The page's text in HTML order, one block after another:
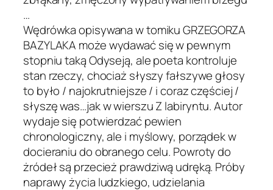
…
Wędrówka opisywana w tomiku GRZEGORZA
BAZYLAKA może wydawać się w pewnym
stopniu taką Odyseją, ale poeta kontroluje
stan rzeczy, chociaż słyszy fałszywe głosy
to było / najokrutniejsze / i coraz częściej /
słyszę was…jak w wierszu Z labiryntu. Autor
wydaje się potwierdzać pewien
chronologiczny, ale i myślowy, porządek w
docieraniu do obranego celu. Powroty do
żródeł są przecież prawdziwą udręką. Próby
naprawy życia ludzkiego, udzielania